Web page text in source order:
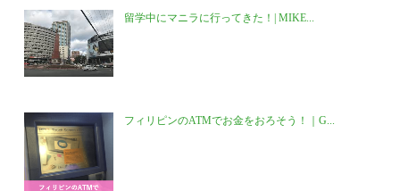
留学中にマニラに行ってきた！| MIKE...
フィリピンのATMでお金をおろそう！｜G...